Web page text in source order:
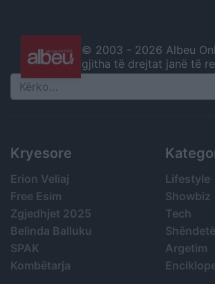
© 2003 - 2026 Albeu
gjitha të drejtat janë të
Search
Kryesore
Erion Veliaj
Free Esim
Zgjedhjet 2025
Belinda Balluku
SPAK
Kombëtarja
Lifestyle
Showbiz
Tech
Argetim